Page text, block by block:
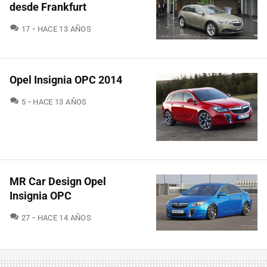
desde Frankfurt
17 COMENTARIOS
HACE 13 AÑOS
Opel Insignia OPC 2014
5 COMENTARIOS
HACE 13 AÑOS
MR Car Design Opel
Insignia OPC
27 COMENTARIOS
HACE 14 AÑOS